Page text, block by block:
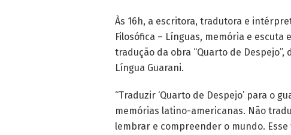
Às 16h, a escritora, tradutora e
Filosófica – Línguas, memória e
tradução da obra “Quarto de
Língua Guarani.
“Traduzir ‘Quarto de Despejo’ para o
memórias latino-americanas. Não
lembrar e compreender o mundo.